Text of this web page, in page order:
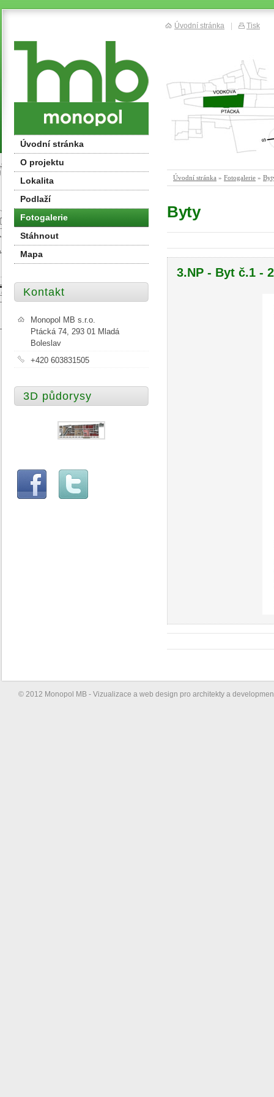
Úvodní stránka » Fotogalerie »
Byty
3.NP - Byt č.1 -
Úvodní stránka
O projektu
Lokalita
Podlaží
Fotogalerie
Stáhnout
Mapa
Kontakt
Monopol MB s.r.o.
Ptácká 74, 293 01 Mladá
Boleslav
+420 603831505
3D půdorysy
Úvodní stránka | Tisk
© 2012 Monopol MB - Vizualizace a web design pro architekty a